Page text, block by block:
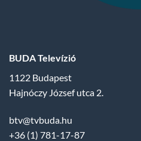
BUDA Televízió
1122 Budapest
Hajnóczy József utca 2.
btv@tvbuda.hu
+36 (1) 781-17-87